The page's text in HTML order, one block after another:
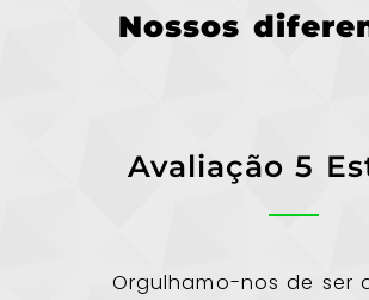
Nossos
Avaliação 5
Orgulhamo-nos de ser